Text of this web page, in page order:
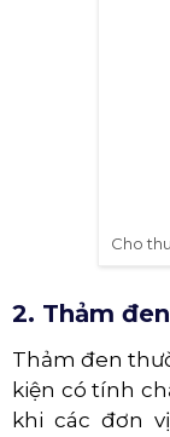
Cho
2. Thảm đen
Thảm đen
kiện có tính
khi các đơn